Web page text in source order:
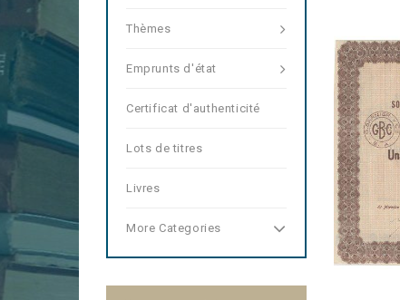
Thèmes
Emprunts d'état
Certificat d'authenticité
Lots de titres
Livres
More Categories